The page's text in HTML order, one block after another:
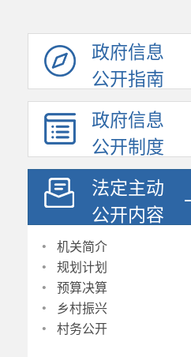
政府信息
公开指南
政府信息
公开制度
法定主动
公开内容
· 机关简介
· 规划计划
· 预算决算
· 乡村振兴
· 村务公开